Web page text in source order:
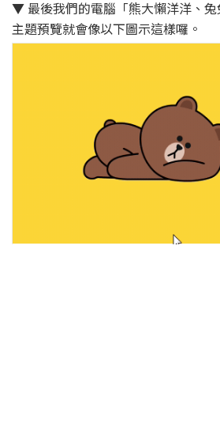
▼ 最後我們的電腦「熊大懶洋洋、
主題預覽就會像以下圖示這樣囉。